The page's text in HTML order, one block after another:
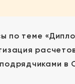
по теме
в